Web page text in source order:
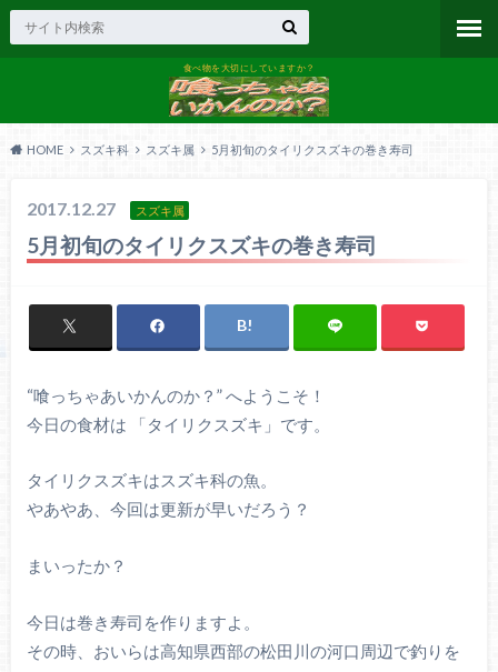
食べ物を大切にしていますか？
HOME スズキ科 スズキ属 5月初旬のタイリクスズキの巻き寿司
2017.12.27 スズキ属
5月初旬のタイリクスズキの巻き寿司
“喰っちゃあいかんのか？” へようこそ！
今日の食材は 「タイリクスズキ」です。
タイリクスズキはスズキ科の魚。
やあやあ、今回は更新が早いだろう？
まいったか？
今日は巻き寿司を作りますよ。
その時、おいらは高知県西部の松田川の河口周辺で釣りを